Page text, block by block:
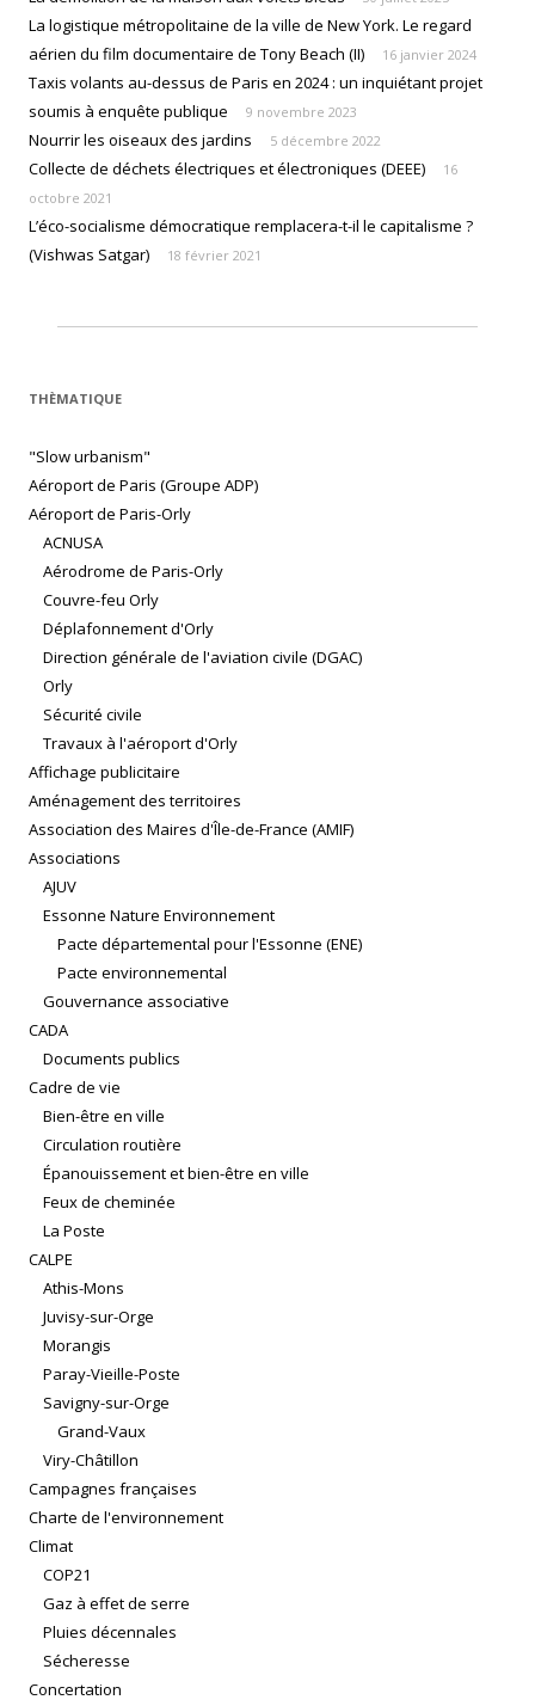
La logistique métropolitaine de la ville de New York. Le regard
aérien du film documentaire de Tony Beach (II)
16 janvier 2024
Taxis volants au-dessus de Paris en 2024 : un inquiétant projet
soumis à enquête publique
9 novembre 2023
Nourrir les oiseaux des jardins 5 décembre 2022
Collecte de déchets électriques et électroniques (DEEE)
16
octobre 2021
L’éco-socialisme démocratique remplacera-t-il le capitalisme ?
(Vishwas Satgar)
18 février 2021
THÈMATIQUE
"Slow urbanism"
Aéroport de Paris (Groupe ADP)
Aéroport de Paris-Orly
ACNUSA
Aérodrome de Paris-Orly
Couvre-feu Orly
Déplafonnement d'Orly
Direction générale de l'aviation civile (DGAC)
Orly
Sécurité civile
Travaux à l'aéroport d'Orly
Affichage publicitaire
Aménagement des territoires
Association des Maires d'Île-de-France (AMIF)
Associations
AJUV
Essonne Nature Environnement
Pacte départemental pour l'Essonne (ENE)
Pacte environnemental
Gouvernance associative
CADA
Documents publics
Cadre de vie
Bien-être en ville
Circulation routière
Épanouissement et bien-être en ville
Feux de cheminée
La Poste
CALPE
Athis-Mons
Juvisy-sur-Orge
Morangis
Paray-Vieille-Poste
Savigny-sur-Orge
Grand-Vaux
Viry-Châtillon
Campagnes françaises
Charte de l'environnement
Climat
COP21
Gaz à effet de serre
Pluies décennales
Sécheresse
Concertation